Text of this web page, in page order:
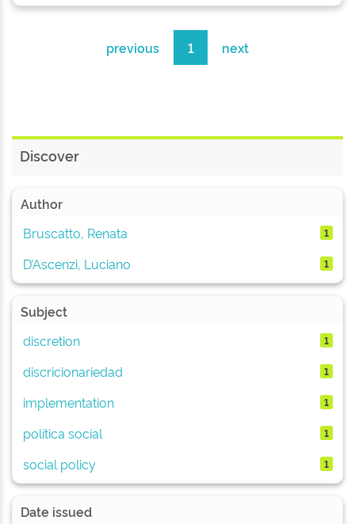
previous 1 next
Discover
Author
Bruscatto, Renata
1
D’Ascenzi, Luciano 1
Subject
discretion
1
discricionariedad 1
implementation 1
política social 1
social policy 1
Date issued